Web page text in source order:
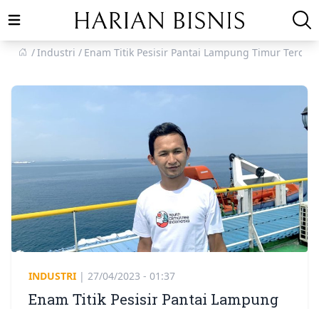
Open main menu
Industri
Enam Titik Pesisir Pantai Lampung Timur
INDUSTRI | 27/04/2023 - 01:37
Enam Titik Pesisir Pantai Lampung